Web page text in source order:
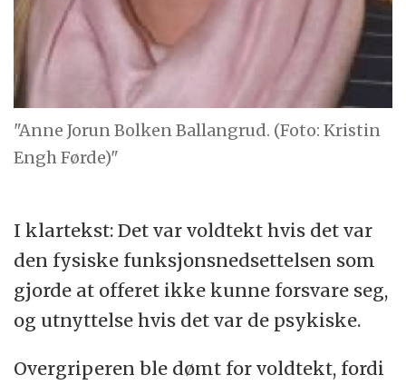
"Anne Jorun Bolken Ballangrud. (Foto: Kristin
Engh Førde)"
I klartekst: Det var voldtekt hvis det var
den fysiske funksjonsnedsettelsen som
gjorde at offeret ikke kunne forsvare seg,
og utnyttelse hvis det var de psykiske.
Overgriperen ble dømt for voldtekt, fordi